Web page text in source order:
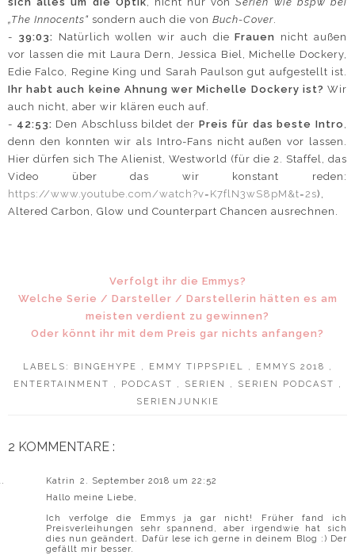
„The Innocents“ sondern auch die von Buch-Cover
- 39:03: Natürlich wollen wir auch dieFrauen nicht außen
vor lassen die mit Laura Dern, Jessica Biel, Michelle Dockery,
Edie Falco, Regine King und Sarah Paulson gut aufgestellt ist.
Ihr habt auch keine Ahnung wer Michelle Dockery ist? Wir
auch nicht, aber wir klären euch auf.
- 42:53: Den Abschluss bildet der Preis für das beste Intro
denn den konnten wir als Intro-Fans nicht außen vor lassen.
Hier dürfen sich The Alienist, Westworld (für die 2. Staffel, das
Video über das wir konstant reden:
https://www.youtube.com/watch?v=K7flN3wS8pM&t=2s),
Altered Carbon, Glow und Counterpart Chancen ausrechnen.
Verfolgt ihr die Emmys?
Welche Serie / Darsteller / Darstellerin hätten es am
meisten verdient zu gewinnen?
Oder könnt ihr mit dem Preis gar nichts anfangen?
LABELS: BINGEHYPE , EMMY TIPPSPIEL , EMMYS 2018
,
ENTERTAINMENT
, PODCAST , SERIEN , SERIEN PODCAST
,
SERIENJUNKIE
2 KOMMENTARE :
Katrin
2. September 2018 um 22:52
Hallo meine Liebe,
Ich verfolge die Emmys ja gar nicht! Früher fand ich
Preisverleihungen sehr spannend, aber irgendwie hat sich
dies nun geändert. Dafür lese ich gerne in deinem Blog :) Der
gefällt mir besser.